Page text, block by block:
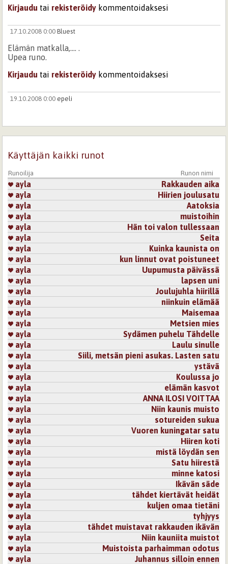
Kirjaudu tai rekisteröidy kommentoidaksesi
17.10.2008 0:00 Bluest
Elämän matkalla,.... .
Upea runo.
Kirjaudu tai rekisteröidy kommentoidaksesi
19.10.2008 0:00 epeli
19.10.2008 0:00Ma-ppi
Näin se elämänvirta meitä vie ja kulijettaa,- aina on joku
tarkootus sille missä milloinkin mennään lastuna elämän
laineilla.
Tykästyyn tähän..............
Kirjaudu
16.10.2008 0:00laulava kulkuri
Niin, elämä jatkaa kulkuaan kuin pieni puro ... välillä
nopeasti, välillä hitaasti ... kuitenkin eteenpäin
tavoittaakseen sitten joskus suuren valtameren, missä voi
olla aivan rauhassa ... Kiitos tästä runostasi, pidän kovasti :)
Kirjaudu
kommentoidaksesi
17.10.2008 0:00Bluest
Elämän matkalla,.... .
Upea runo.
Kirjaudutairekisteröidykommentoidaksesi
19.10.2008 0:00epeli
Täsmälleen näin, ei ole syytä hötkyillä turhia.
Kirjaudutairekisteröidykommentoidaksesi
19.10.2008 0:00
Näin se elämänvirta meitä vie ja kulijettaa,- aina on joku
tarkootus sille missä milloinkin mennään lastuna elämän
laineilla.
Tykästyyn tähän..............
Kirjaudutairekisteröidykommentoidaksesi
Sivut
Käyttäjän kaikki runot
Runoilija Runon nimi
ayla
Rakkauden aika
ayla
Hiirien joulusatu
ayla
Aatoksia
ayla
muistoihin
ayla
Hän toi valon tullessaan
ayla
Seita
ayla
Kuinka kaunista on
ayla
kun linnut ovat poistuneet
ayla
Uupumusta päivässä
ayla
lapsen uni
ayla
Joulujuhla hiirillä
ayla
niinkuin elämää
ayla
Maisemaa
ayla
Metsien mies
ayla
Sydämen puhelu Tähdelle
ayla
Laulu sinulle
ayla
Siili, metsän pieni asukas. Lasten satu
ayla
ystävä
ayla
Koulussa jo
ayla
elämän kasvot
ayla
ANNA ILOSI VOITTAA
ayla
Niin kaunis muisto
ayla
sotureiden sukua
ayla
Vuoren kuningatar satu
ayla
Hiiren koti
ayla
mistä löydän sen
ayla
Satu hiirestä
ayla
minne katosi
ayla
Ikävän säde
ayla
tähdet kiertävät heidät
ayla
kuljen omaa tietäni
ayla
tyhjyys
ayla
tähdet muistavat rakkauden ikävän
ayla
Niin kauniita muistot
ayla
Muistoista parhaimman odotus
ayla
Juhannus silloin ennen